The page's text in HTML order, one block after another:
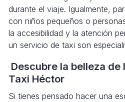
durante el viaje. Igualmente,
con niños pequeños o
la accesibilidad y la atención
un servicio de taxi son
Descubre la belleza de
Taxi Héctor
Si tienes pensado hacer una